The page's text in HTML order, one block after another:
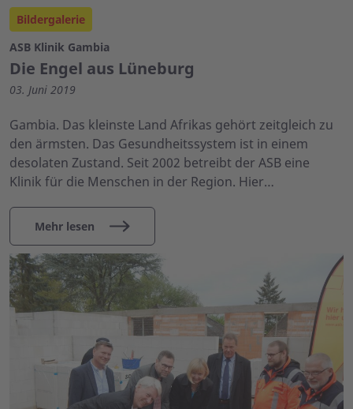
Bildergalerie
ASB Klinik Gambia
Die Engel aus Lüneburg
03. Juni 2019
Gambia. Das kleinste Land Afrikas gehört zeitgleich zu
den ärmsten. Das Gesundheitssystem ist in einem
desolaten Zustand. Seit 2002 betreibt der ASB eine
Klinik für die Menschen in der Region. Hier…
Mehr lesen